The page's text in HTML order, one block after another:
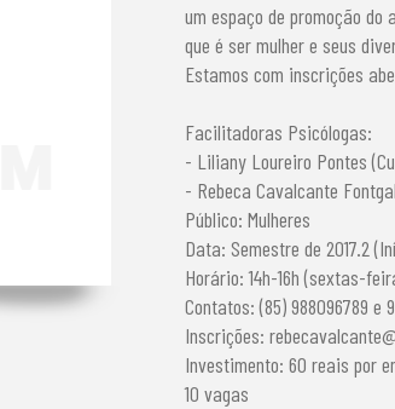
um espaço de promoção
que é ser mulher e seus
Estamos com inscrições
Facilitadoras Psicólogas:
- Liliany Loureiro Pontes
- Rebeca Cavalcante
Público: Mulheres
Data: Semestre de 2017.2
Horário: 14h-16h (sextas-
Contatos: (85) 988096789 e
Inscrições:
Investimento: 60 reais por
10 vagas